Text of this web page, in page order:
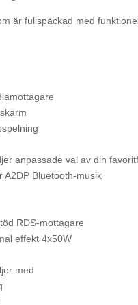
är fullspäckad med
anpassade val av din
A2DP Bluetooth-musik
RDS-mottagare
effekt 4x50W
med